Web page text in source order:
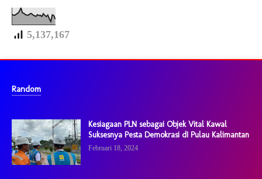
5,137,167
Random
Kesiagaan PLN sebagai Objek Vital Kawal
Suksesnya Pesta Demokrasi dI Pulau Kalimantan
Februari 18, 2024